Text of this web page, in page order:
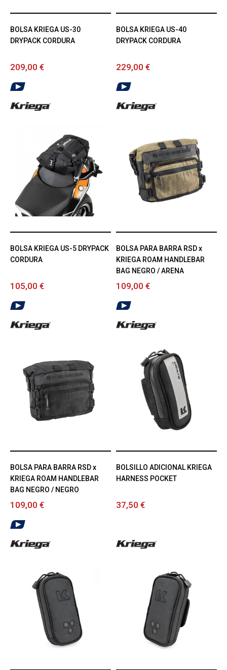
BOLSA KRIEGA US-30
DRYPACK CORDURA
209,00 €
BOLSA KRIEGA US-40
DRYPACK CORDURA
229,00 €
BOLSA KRIEGA US-5 DRYPACK
CORDURA
105,00 €
BOLSA PARA BARRA RSD x
KRIEGA ROAM HANDLEBAR
BAG NEGRO / ARENA
109,00 €
BOLSA PARA BARRA RSD x
KRIEGA ROAM HANDLEBAR
BAG NEGRO / NEGRO
109,00 €
BOLSILLO ADICIONAL KRIEGA
HARNESS POCKET
37,50 €